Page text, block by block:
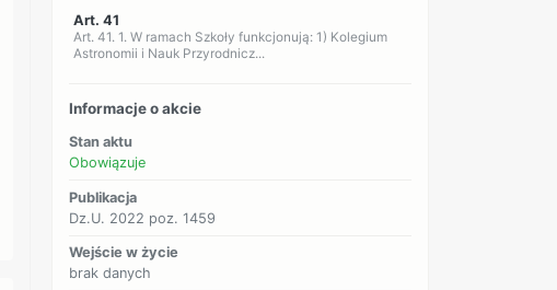
Art. 41
Art. 41. 1. W ramach Szkoły funkcjonują: 1) Kolegium
Astronomii i Nauk Przyrodnicz...
Informacje o akcie
Stan aktu
Obowiązuje
Publikacja
Dz.U. 2022 poz. 1459
Wejście w życie
brak danych